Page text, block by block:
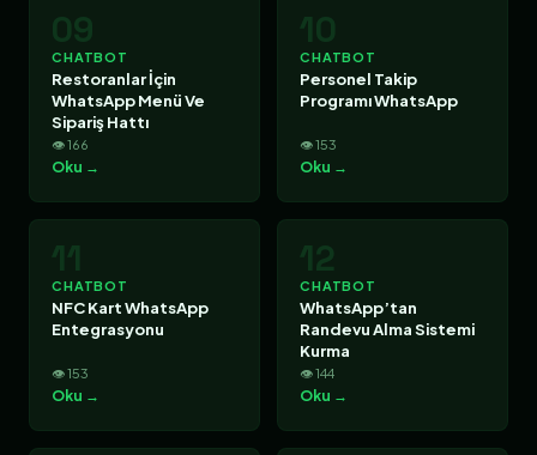
09
CHATBOT
Restoranlar İçin
WhatsApp Menü Ve
Sipariş Hattı
👁 166
Oku →
10
CHATBOT
Personel Takip
Programı WhatsApp
👁 153
Oku →
11
CHATBOT
NFC Kart WhatsApp
Entegrasyonu
👁 153
Oku →
12
CHATBOT
WhatsApp’tan
Randevu Alma Sistemi
Kurma
👁 144
Oku →